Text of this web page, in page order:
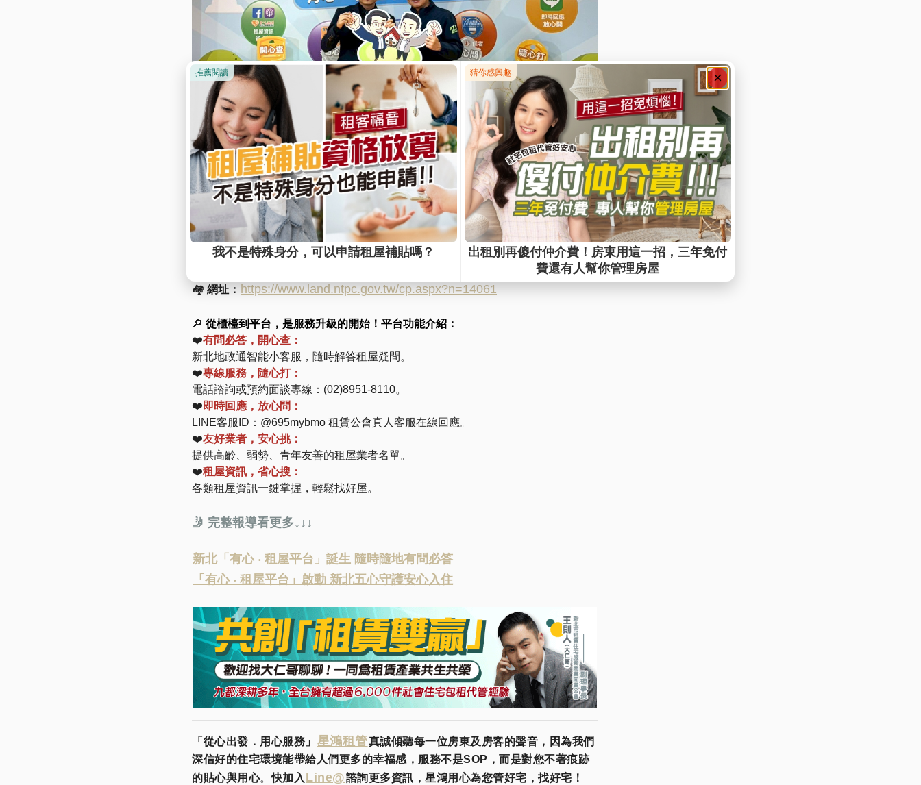
🏘️ 網址： https://www.land.ntpc.gov.tw/cp.aspx?n=14061
🔎 從櫃檯到平台，是服務升級的開始！平台功能介紹：
❤️有問必答，開心查：
新北地政通智能小客服，隨時解答租屋疑問。
❤️專線服務，隨心打：
電話諮詢或預約面談專線：(02)8951-8110。
❤️即時回應，放心問：
LINE客服ID：@695mybmo 租賃公會真人客服在線回應。
❤️友好業者，安心挑：
提供高齡、弱勢、青年友善的租屋業者名單。
❤️租屋資訊，省心搜：
各類租屋資訊一鍵掌握，輕鬆找好屋。
🤳 完整報導看更多↓↓↓
新北「有心 ‧ 租屋平台」誕生 隨時隨地有問必答
「有心 ‧ 租屋平台」啟動 新北五心守護安心入住
「從心出發．用心服務」 星鴻租管真誠傾聽每一位房東及房客的聲音，因為我們
深信好的住宅環境能帶給人們更多的幸福感，服務不是SOP，而是對您不著痕跡
的貼心與用心。快加入 Line@諮詢更多資訊，星鴻用心為您管好宅，找好宅！